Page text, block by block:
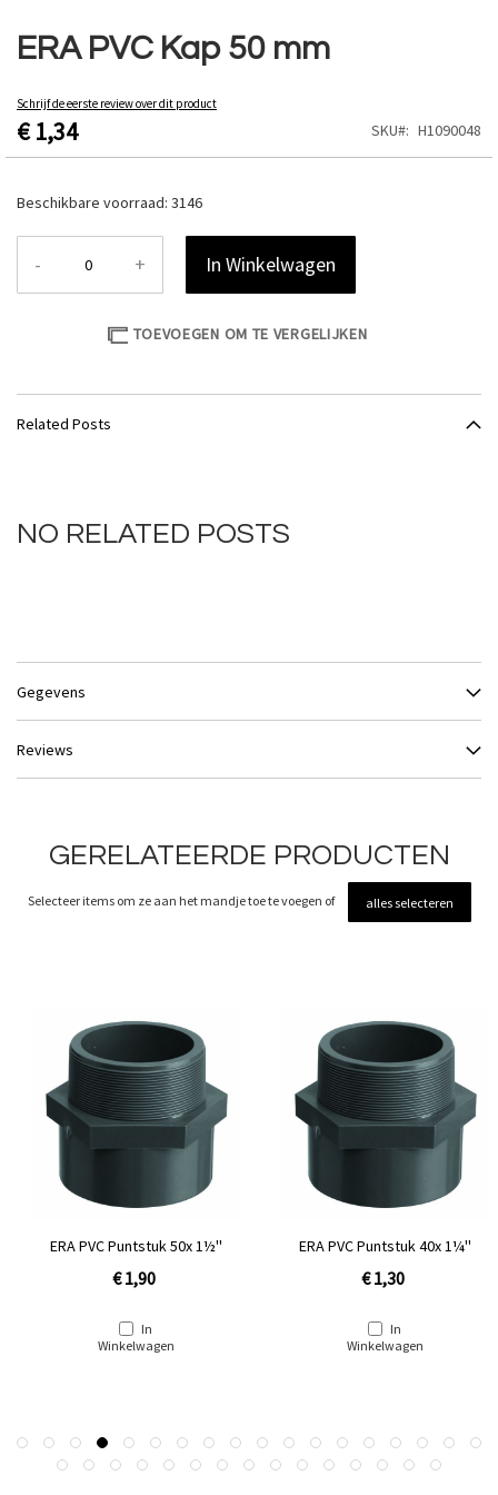
ERA PVC Kap 50 mm
Schrijf de eerste review over dit product
€ 1,34 SKU H1090048
Beschikbare voorraad: 3146
- + In Winkelwagen
TOEVOEGEN OM TE VERGELIJKEN
naar
het
van
de
afbeeldingen-
Related Posts
NO RELATED POSTS
Gegevens
Reviews
GERELATEERDE PRODUCTEN
Selecteer items om ze aan het mandje toe te voegen of alles selecteren
ERA PVC Puntstuk 50x 1½''
€ 1,90
In
Winkelwagen
ERA PVC Puntstuk 40x 1¼''
€ 1,30
In
Winkelwagen